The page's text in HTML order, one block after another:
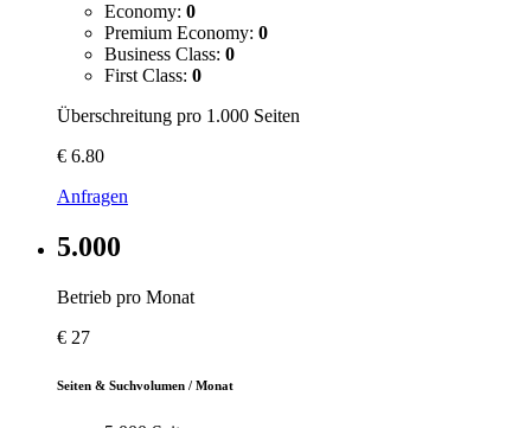
Economy: 0
Premium Economy: 0
Business Class: 0
First Class: 0
Überschreitung pro 1.000 Seiten
€ 6.80
Anfragen
5.000
Betrieb pro Monat
€ 27
Seiten & Suchvolumen / Monat